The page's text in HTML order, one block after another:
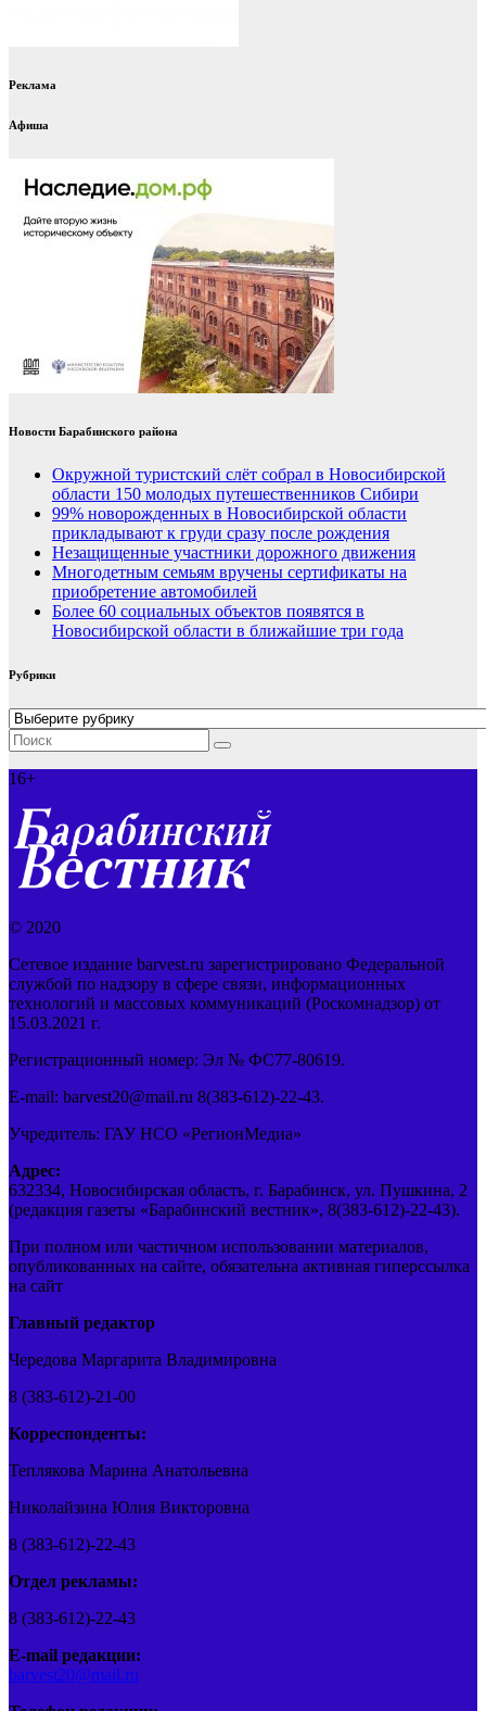
Реклама
Афиша
Новости Барабинского района
Окружной туристский слёт собрал в Новосибирской
области 150 молодых путешественников Сибири
99% новорожденных в Новосибирской области
прикладывают к груди сразу после рождения
Незащищенные участники дорожного движения
Многодетным семьям вручены сертификаты на
приобретение автомобилей
Более 60 социальных объектов появятся в
Новосибирской области в ближайшие три года
Рубрики
Рубрики
16+
© 2020
Сетевое издание barvest.ru зарегистрировано Федеральной
службой по надзору в сфере связи, информационных
технологий и массовых коммуникаций (Роскомнадзор) от
15.03.2021 г.
Регистрационный номер: Эл № ФС77-80619.
E-mail: barvest20@mail.ru 8(383-612)-22-43.
Учредитель: ГАУ НСО «РегионМедиа»
Адрес:
632334, Новосибирская область, г. Барабинск, ул. Пушкина, 2
(редакция газеты «Барабинский вестник», 8(383-612)-22-43).
При полном или частичном использовании материалов,
опубликованных на сайте, обязательна активная гиперссылка
на сайт
Главный редактор
Чередова Маргарита Владимировна
8 (383-612)-21-00
Корреспонденты:
Теплякова Марина Анатольевна
Николайзина Юлия Викторовна
8 (383-612)-22-43
Отдел рекламы:
8 (383-612)-22-43
E-mail редакции:
barvest20@mail.ru